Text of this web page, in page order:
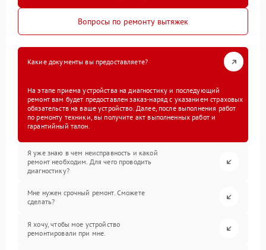
Вопросы по ремонту вытяжек
Какие документы вы предоставляете?
На этапе приема устройства на диагностику и последующий
ремонт вам будет предоставлен заказ-наряд с указанием страховых
обязательств на ваше устройство. Далее, после выполнения работ
по ремонту техники, вы получите акт выполненных работ и
гарантийный талон.
Я уже знаю в чем неисправность и какой
ремонт необходим. Для чего проводить
диагностику?
Мне нужен срочный ремонт. Сможете
сделать?
Я хочу, чтобы мое устройство
ремонтировали при мне.